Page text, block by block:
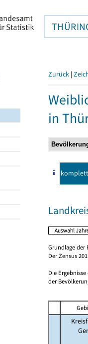
Zurück |
in
komplett
Grundlage der
Der Zensus
Die
der